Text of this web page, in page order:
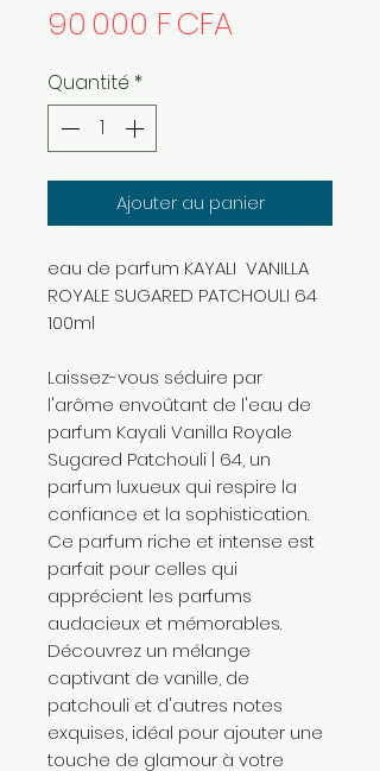
90 000 F CFAPrix
Quantité *
Ajouter au panier
eau de parfum KAYALI VANILLA
ROYALE SUGARED PATCHOULI 64
100ml
Laissez-vous séduire par
l'arôme envoûtant de l'eau de
parfum Kayali Vanilla Royale
Sugared Patchouli | 64, un
parfum luxueux qui respire la
confiance et la sophistication.
Ce parfum riche et intense est
parfait pour celles qui
apprécient les parfums
audacieux et mémorables.
Découvrez un mélange
captivant de vanille, de
patchouli et d'autres notes
exquises, idéal pour ajouter une
touche de glamour à votre